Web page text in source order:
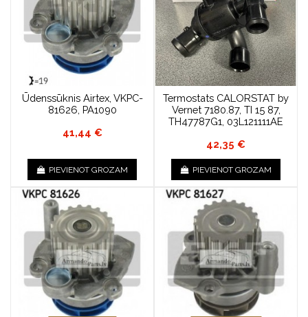
Ūdenssūknis Airtex, VKPC-
81626, PA1090
41,44 €
PIEVIENOT GROZAM
Termostats CALORSTAT by
Vernet 7180.87, TI 15 87,
TH47787G1, 03L121111AE
42,35 €
PIEVIENOT GROZAM